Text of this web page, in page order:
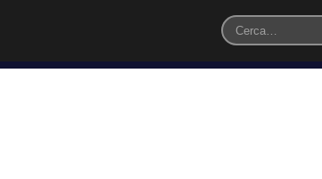
Cerca